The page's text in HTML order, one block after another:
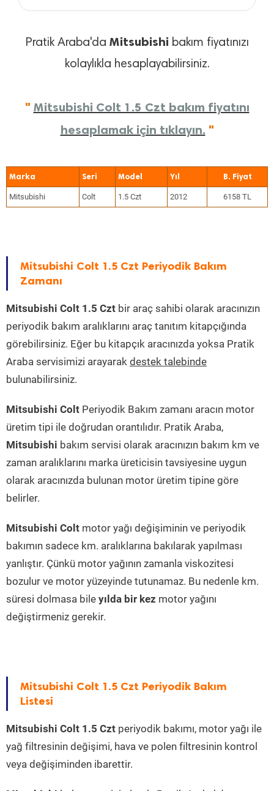
Pratik Araba'da Mitsubishi bakım fiyatınızı
kolaylıkla hesaplayabilirsiniz.
" Mitsubishi Colt 1.5 Czt bakım fiyatını
hesaplamak için tıklayın. "
Marka Seri Model Yıl
Mitsubishi Colt 1.5 Czt 2012 6158 TL
Mitsubishi Colt 1.5 Czt Periyodik Bakım
Zamanı
Mitsubishi Colt 1.5 Czt bir araç sahibi olarak aracınızın
periyodik bakım aralıklarını araç tanıtım kitapçığında
görebilirsiniz. Eğer bu kitapçık aracınızda yoksa Pratik
Araba servisimizi arayarak destek talebinde
bulunabilirsiniz.
Mitsubishi Colt Periyodik Bakım zamanı aracın motor
üretim tipi ile doğrudan orantılıdır. Pratik Araba,
Mitsubishi bakım servisi olarak aracınızın bakım km ve
zaman aralıklarını marka üreticisin tavsiyesine uygun
olarak aracınızda bulunan motor üretim tipine göre
belirler.
Mitsubishi Colt motor yağı değişiminin ve periyodik
bakımın sadece km. aralıklarına bakılarak yapılması
yanlıştır. Çünkü motor yağının zamanla viskozitesi
bozulur ve motor yüzeyinde tutunamaz. Bu nedenle km.
süresi dolmasa bile yılda bir kez motor yağını
değiştirmeniz gerekir.
Mitsubishi Colt 1.5 Czt Periyodik Bakım
Listesi
Mitsubishi Colt 1.5 Czt periyodik bakımı, motor yağı ile
yağ filtresinin değişimi, hava ve polen filtresinin kontrol
veya değişiminden ibarettir.